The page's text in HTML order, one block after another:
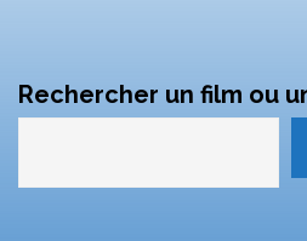
Rechercher un film ou